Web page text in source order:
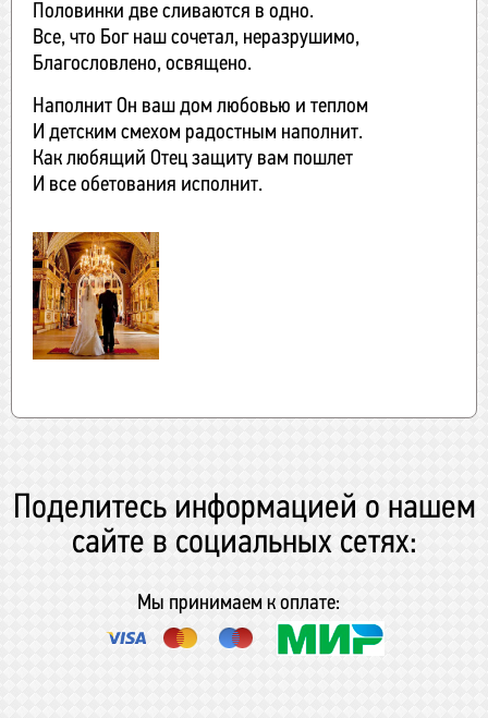
Половинки две сливаются в одно.
Все, что Бог наш сочетал, неразрушимо,
Благословлено, освящено.
Наполнит Он ваш дом любовью и теплом
И детским смехом радостным наполнит.
Как любящий Отец защиту вам пошлет
И все обетования исполнит.
Поделитесь информацией о нашем
сайте в социальных сетях:
Мы принимаем к оплате: